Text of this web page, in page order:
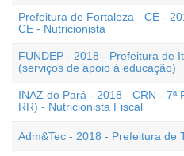
Prefeitura de Fortaleza - CE -
CE - Nutricionista
FUNDEP - 2018 - Prefeitura de
(serviços de apoio à educação)
INAZ do Pará - 2018 - CRN - 7ª
RR) - Nutricionista Fiscal
Adm&Tec - 2018 - Prefeitura de